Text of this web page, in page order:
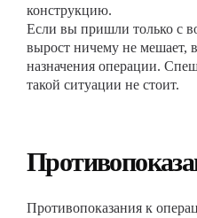
конструкцию.
Если вы пришли только с
вырост ничему не мешает,
назначения операции.
такой ситуации не стоит.
Противопоказания к